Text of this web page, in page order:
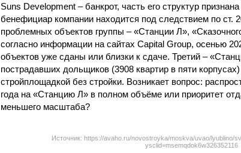
Suns Development – банкрот, часть его структур
бенефициар компании находится под следствием по ст.
проблемных объектов группы – «Станции Л»,
согласно информации на сайтах Capital Group, осенью
объектов уже сданы или близки к сдаче. Третий –
пострадавших дольщиков (3908 квартир в пяти
стройплощадкой без стройки. Возникает вопрос:
года на «Станцию Л» в полном объёме или приоритет
меньшего масштаба?
Источник: https://avaho.ru/novostroyka/moskva/uvao/lyublino/
ysclid=msemqdok6w326352116